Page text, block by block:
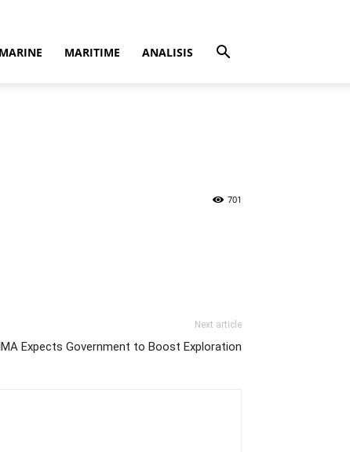
MARINE MARITIME ANALISIS
701
Next article
Expects Government to Boost Exploration